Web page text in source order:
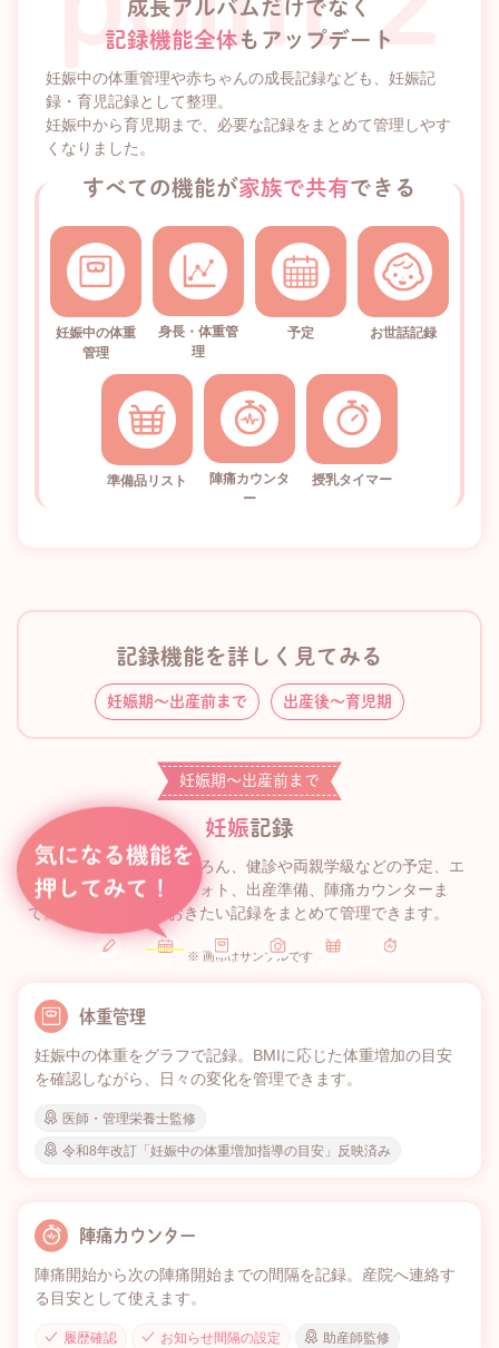
成長アルバムだけでなく
記録機能全体 もアップデート
妊娠中の体重管理や赤ちゃんの成長記録なども、妊娠記
録・育児記録として整理。
妊娠中から育児期まで、必要な記録をまとめて管理しやす
くなりました。
すべての機能が家族で共有できる
妊娠中の体重
管理
身長・体重管
理
予定 お世話記録
準備品リスト
陣痛カウンタ
ー
授乳タイマー
記録機能を詳しく見てみる
妊娠期〜出産前まで 出産後〜育児期
妊娠期〜出産前まで
妊娠記録
妊娠中の体重管理はもちろん、健診や両親学級などの予定、エ
コー写真やマタニティフォト、出産準備、陣痛カウンターま
で。妊娠期に残しておきたい記録をまとめて管理できます。
体重管理 成長アルバム
※ 画面はサンプルです
体重管理
妊娠中の体重をグラフで記録。BMIに応じた体重増加の目安
を確認しながら、日々の変化を管理できます。
医師・管理栄養士監修
令和8年改訂「妊娠中の体重増加指導の目安」反映済み
陣痛カウンター
陣痛開始から次の陣痛開始までの間隔を記録。産院へ連絡す
る目安として使えます。
履歴確認 お知らせ間隔の設定 助産師監修